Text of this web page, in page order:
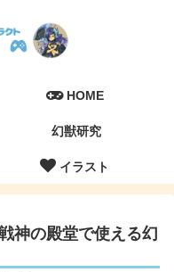
HOME
幻獣研究
イラスト
神の殿堂で使える幻